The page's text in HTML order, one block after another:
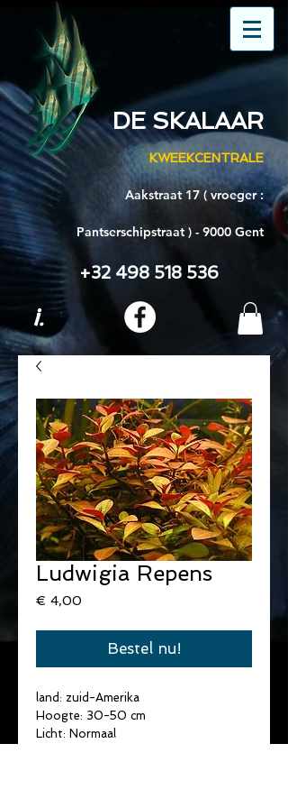
DE SKALAAR
KWEEKCENTRALE
Aakstraat 17 ( vroeger :
Pantserschipstraat ) - 9000 Gent
+32 498 518 536
i.
Ludwigia Repens
€ 4,00
Bestel nu!
land: zuid-Amerika
Hoogte: 30-50 cm
Licht: Normaal